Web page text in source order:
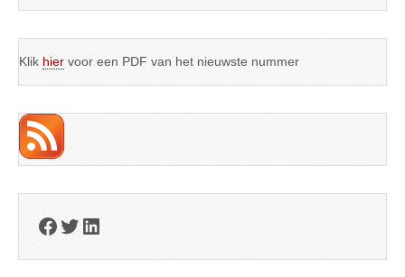
Klik hier voor een PDF van het nieuwste nummer
Facebook
Twitter
LinkedIn